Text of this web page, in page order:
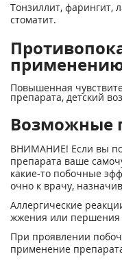
Тонзиллит, фарингит,
стоматит.
Повышенная
препарата, детский
Возможные
ВНИМАНИЕ! Если вы
препарата ваше
какие-то побочные
очно к врачу,
Аллергические
жжения или першения
При проявлении
применение